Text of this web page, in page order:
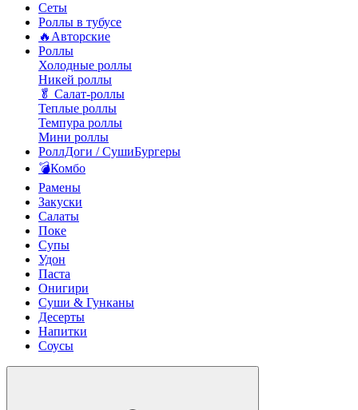
Сеты
Роллы в тубусе
🔥Авторские
Роллы
Холодные роллы
Никей роллы
🥬 Салат-роллы
Теплые роллы
Темпура роллы
Мини роллы
РоллДоги / СушиБургеры
💣Комбо
Рамены
Закуски
Салаты
Поке
Супы
Удон
Паста
Онигири
Суши & Гунканы
Десерты
Напитки
Соусы